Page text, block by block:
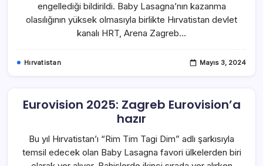
engellediği bildirildi. Baby Lasagna’nın kazanma
olasılığının yüksek olmasıyla birlikte Hırvatistan devlet
kanalı HRT, Arena Zagreb…
Hırvatistan Mayıs 3, 2024
Eurovision 2025: Zagreb Eurovision’a
hazır
Bu yıl Hırvatistan’ı “Rim Tim Tagi Dim” adlı şarkısıyla
temsil edecek olan Baby Lasagna favori ülkelerden biri